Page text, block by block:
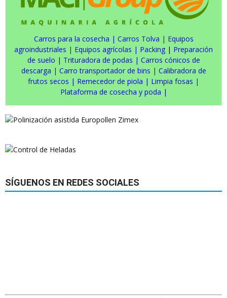
Carros para la cosecha | Carros Tolva | Equipos
agroindustriales | Equipos agrícolas | Packing | Preparación
de suelo | Trituradora de podas | Carros cónicos de
descarga | Carro transportador de bins | Calibradora de
frutos secos | Remecedor de piola | Limpia fosas |
Plataforma de cosecha y poda |
SÍGUENOS EN REDES SOCIALES